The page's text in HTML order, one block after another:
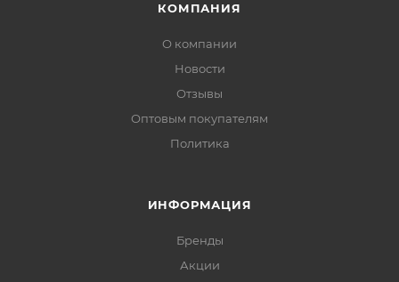
КОМПАНИЯ
О компании
Новости
Отзывы
Оптовым покупателям
Политика
ИНФОРМАЦИЯ
Бренды
Акции